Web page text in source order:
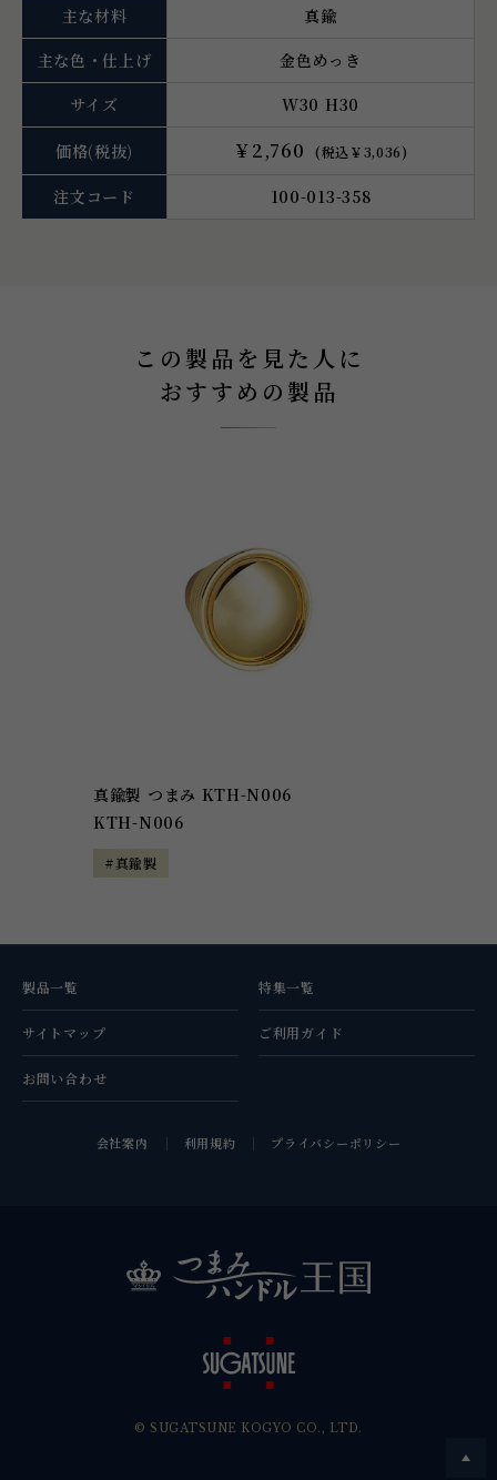
主な材料
真鍮
主な色・仕上げ
金色めっき
サイズ
W30 H30
価格(税抜) ￥2,760 (税込￥3,036)
注文コード 100-013-358
この製品を見た人に
おすすめの製品
真鍮製 つまみ KTH-N006
KTH-N006
#真鍮製
製品一覧 特集一覧
サイトマップ ご利用ガイド
お問い合わせ
会社案内 利用規約 プライバシーポリシー
© SUGATSUNE KOGYO CO., LTD.